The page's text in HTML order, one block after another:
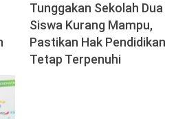
Tunggakan Sekolah Dua
Siswa Kurang Mampu,
Pastikan Hak Pendidikan
Tetap Terpenuhi